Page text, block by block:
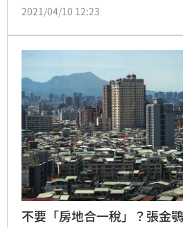
內出售課45%稅率，超過2年、未
今日表示，房地合一2.0通過，
義！
2021/04/10 12:23
不要「房地合一稅」？張金